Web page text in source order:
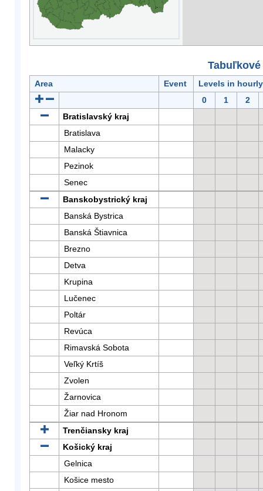
Area Event
Levels in
0
1
2
Bratislavský kraj
Bratislava
Malacky
Pezinok
Senec
Banskobystrický kraj
Banská Bystrica
Banská Štiavnica
Brezno
Detva
Krupina
Lučenec
Poltár
Revúca
Rimavská Sobota
Veľký Krtíš
Zvolen
Žarnovica
Žiar nad Hronom
Trenčiansky kraj
Košický kraj
Gelnica
Košice mesto